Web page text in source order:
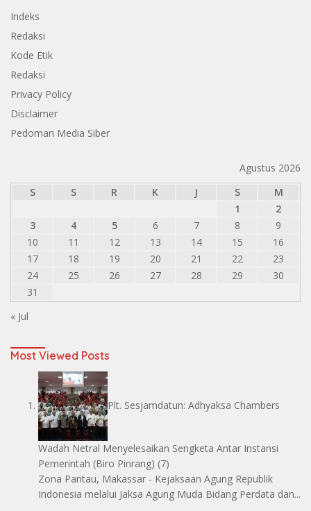
Indeks
Redaksi
Kode Etik
Redaksi
Privacy Policy
Disclaimer
Pedoman Media Siber
Agustus 2026
S
S R K J S
M
1
2
3
4 5 6 7 8
9
10
11 12 13 14 15
16
17
18 19 20 21 22
23
24
25 26 27 28 29
30
31
« Jul
Most Viewed Posts
Plt. Sesjamdatun: Adhyaksa Chambers
Wadah Netral Menyelesaikan Sengketa Antar Instansi
Pemerintah (Biro Pinrang) (7)
Zona Pantau, Makassar - Kejaksaan Agung Republik
Indonesia melalui Jaksa Agung Muda Bidang Perdata dan...